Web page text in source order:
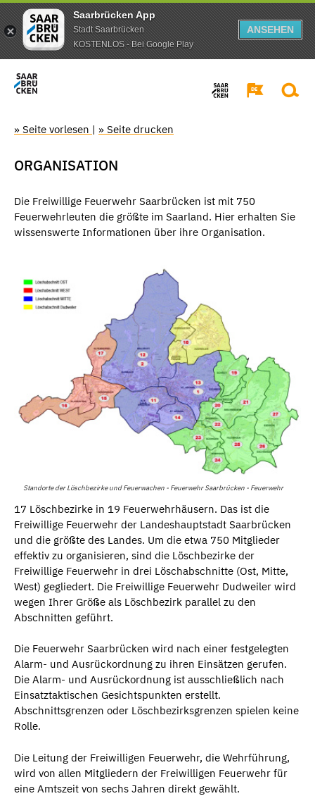
Saarbrücken App
Stadt Saarbrücken
KOSTENLOS - Bei Google Play
ANSEHEN
» Seite vorlesen | » Seite drucken
ORGANISATION
Die Freiwillige Feuerwehr Saarbrücken ist mit 750
Feuerwehrleuten die größte im Saarland. Hier erhalten Sie
wissenswerte Informationen über ihre Organisation.
Standorte der Löschbezirke und Feuerwachen - Feuerwehr Saarbrücken - Feuerwehr
17 Löschbezirke in 19 Feuerwehrhäusern. Das ist die
Freiwillige Feuerwehr der Landeshauptstadt Saarbrücken
und die größte des Landes. Um die etwa 750 Mitglieder
effektiv zu organisieren, sind die Löschbezirke der
Freiwillige Feuerwehr in drei Löschabschnitte (Ost, Mitte,
West) gegliedert. Die Freiwillige Feuerwehr Dudweiler wird
wegen Ihrer Größe als Löschbezirk parallel zu den
Abschnitten geführt.
Die Feuerwehr Saarbrücken wird nach einer festgelegten
Alarm- und Ausrückordnung zu ihren Einsätzen gerufen.
Die Alarm- und Ausrückordnung ist ausschließlich nach
Einsatztaktischen Gesichtspunkten erstellt.
Abschnittsgrenzen oder Löschbezirksgrenzen spielen keine
Rolle.
Die Leitung der Freiwilligen Feuerwehr, die Wehrführung,
wird von allen Mitgliedern der Freiwilligen Feuerwehr für
eine Amtszeit von sechs Jahren direkt gewählt.